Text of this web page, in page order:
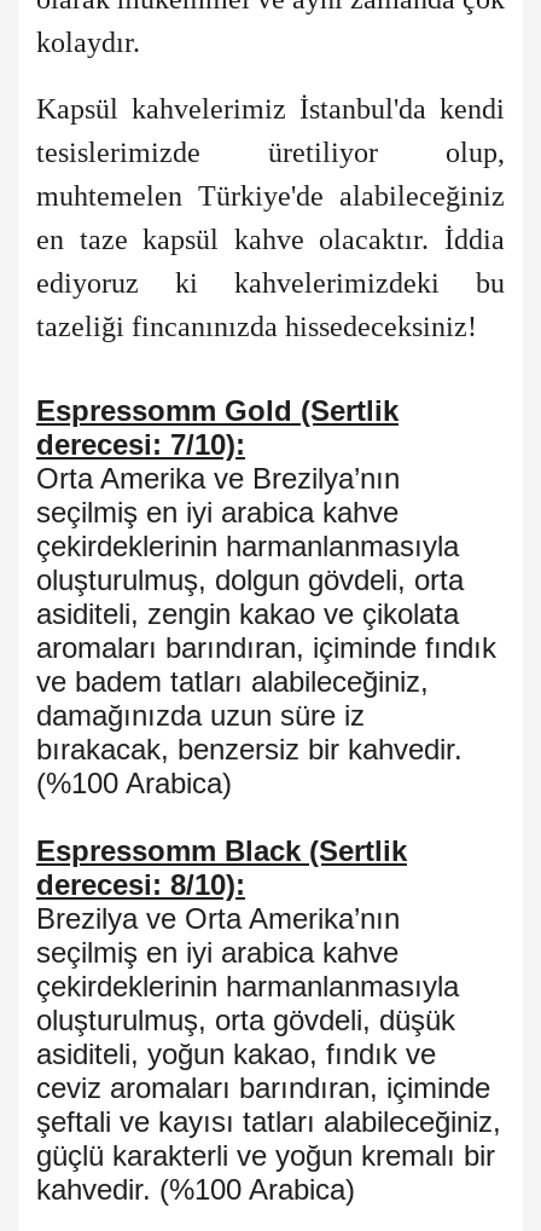
kolaydır.
Kapsül kahvelerimiz İstanbul'da kendi
tesislerimizde üretiliyor olup,
muhtemelen Türkiye'de alabileceğiniz
en taze kapsül kahve olacaktır. İddia
ediyoruz ki kahvelerimizdeki bu
tazeliği fincanınızda hissedeceksiniz!
Espressomm Gold (Sertlik
derecesi: 7/10):
Orta Amerika ve Brezilya’nın
seçilmiş en iyi arabica kahve
çekirdeklerinin harmanlanmasıyla
oluşturulmuş, dolgun gövdeli, orta
asiditeli, zengin kakao ve çikolata
aromaları barındıran, içiminde fındık
ve badem tatları alabileceğiniz,
damağınızda uzun süre iz
bırakacak, benzersiz bir kahvedir.
(%100 Arabica)
Espressomm Black (Sertlik
derecesi: 8/10):
Brezilya ve Orta Amerika’nın
seçilmiş en iyi arabica kahve
çekirdeklerinin harmanlanmasıyla
oluşturulmuş, orta gövdeli, düşük
asiditeli, yoğun kakao, fındık ve
ceviz aromaları barındıran, içiminde
şeftali ve kayısı tatları alabileceğiniz,
güçlü karakterli ve yoğun kremalı bir
kahvedir. (%100 Arabica)